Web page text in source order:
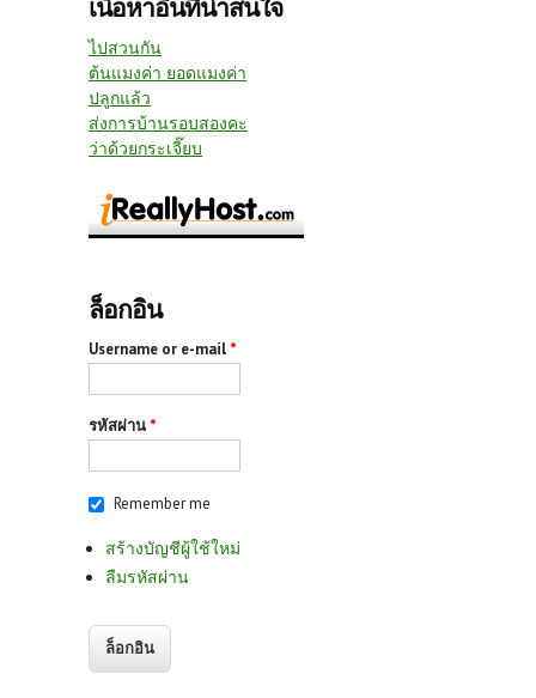
เนื้อหาอื่นที่น่าสนใจ
ไปสวนกัน
ต้นแมงค่า ยอดแมงค่า
ปลูกแล้ว
ส่งการบ้านรอบสองคะ
ว่าด้วยกระเจี๊ยบ
ล็อกอิน
Username or e-mail *
รหัสผ่าน *
Remember me
สร้างบัญชีผู้ใช้ใหม่
ลืมรหัสผ่าน